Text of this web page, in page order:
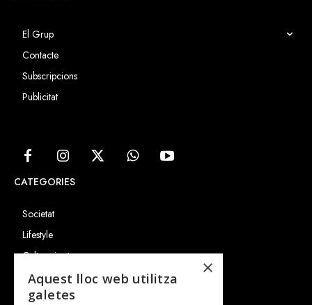
El Grup
Contacte
Subscripcions
Publicitat
CATEGORIES
Societat
Lifestyle
Cultura i art
Entrevistes
Gastronomia
×
Aquest lloc web utilitza
galetes